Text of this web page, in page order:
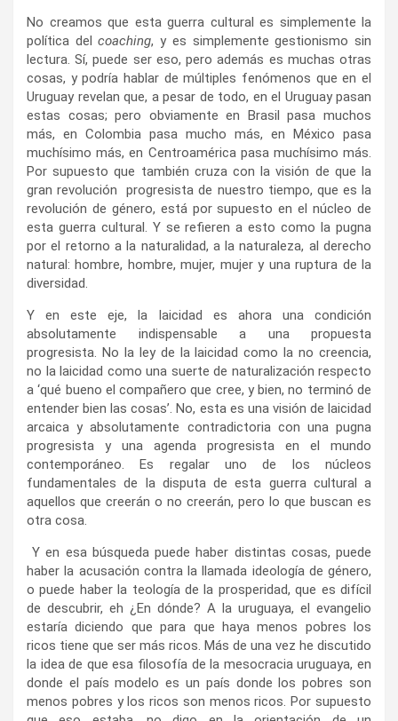
No creamos que esta guerra cultural es simplemente la
política delcoaching, y es simplemente gestionismo sin
lectura. Sí, puede ser eso, pero además es muchas otras
cosas, y podría hablar de múltiples fenómenos que en el
Uruguay revelan que, a pesar de todo, en el Uruguay pasan
estas cosas; pero obviamente en Brasil pasa muchos
más, en Colombia pasa mucho más, en México pasa
muchísimo más, en Centroamérica pasa muchísimo más.
Por supuesto que también cruza con la visión de que la
gran revolución progresista de nuestro tiempo, que es la
revolución de género, está por supuesto en el núcleo de
esta guerra cultural. Y se refieren a esto como la pugna
por el retorno a la naturalidad, a la naturaleza, al derecho
natural: hombre, hombre, mujer, mujer y una ruptura de la
diversidad.
Y en este eje, la laicidad es ahora una condición
absolutamente indispensable a una propuesta
progresista. No la ley de la laicidad como la no creencia,
no la laicidad como una suerte de naturalización respecto
a ‘qué bueno el compañero que cree, y bien, no terminó de
entender bien las cosas’. No, esta es una visión de laicidad
arcaica y absolutamente contradictoria con una pugna
progresista y una agenda progresista en el mundo
contemporáneo. Es regalar uno de los núcleos
fundamentales de la disputa de esta guerra cultural a
aquellos que creerán o no creerán, pero lo que buscan es
otra cosa.
Y en esa búsqueda puede haber distintas cosas, puede
haber la acusación contra la llamada ideología de género,
o puede haber la teología de la prosperidad, que es difícil
de descubrir, eh ¿En dónde? A la uruguaya, el evangelio
estaría diciendo que para que haya menos pobres los
ricos tiene que ser más ricos. Más de una vez he discutido
la idea de que esa filosofía de la mesocracia uruguaya, en
donde el país modelo es un país donde los pobres son
menos pobres y los ricos son menos ricos. Por supuesto